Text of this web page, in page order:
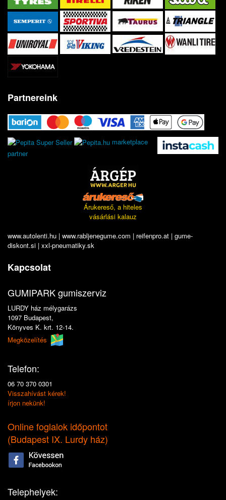
Partnereink
marketplace
partner
Árukereső, a hiteles
vásárlási kalauz
www.autolenti.hu | www.rabljenegume.com | reifenpro.at | gume-
diskont.si | xxl-pneumatiky.sk
Kapcsolat
GUMIPARK gumiszerviz
LURDY ház mélygarázs
1097 Budapest,
Könyves K. krt. 12-14.
Megközelítés
Telefon:
06 70 370 0301
Visszahívást kérek!
írjon nekünk!
Online foglalok időpontot
(Budapest IX. Lurdy ház)
Telephelyek: